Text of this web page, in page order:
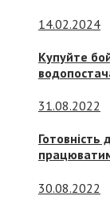
14.02.2024
Купуйте
31.08.2022
Готовність
30.08.2022